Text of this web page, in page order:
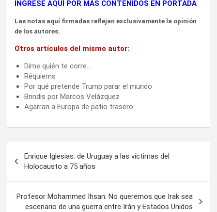
INGRESE AQUÍ POR MÁS CONTENIDOS EN PORTADA
Las notas aquí firmadas reflejan exclusivamente la opinión
de los autores.
Otros artículos del mismo autor:
Dime quién te corre…
Réquiems
Por qué pretende Trump parar el mundo
Brindis por Marcos Velázquez
Agarran a Europa de patio trasero
de
entradas
Enrique Iglesias: de Uruguay a las víctimas del
Holocausto a 75 años
Profesor Mohammed Ihsan: No queremos que Irak sea
escenario de una guerra entre Irán y Estados Unidos